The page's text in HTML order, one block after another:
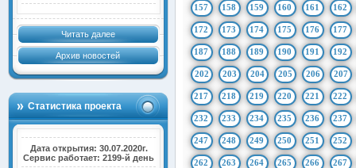
Читать далее
Архив новостей
Статистика проекта
Дата открытия: 30.07.2020г.
Сервис работает: 2199-й день
157 158 159 160 161 162
172 173 174 175 176 177
187 188 189 190 191 192
202 203 204 205 206 207
217 218 219 220 221 222
232 233 234 235 236 237
247 248 249 250 251 252
262 263 264 265 266 267